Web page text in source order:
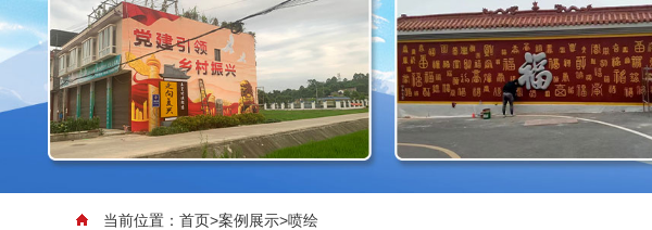
当前位置：首页>案例展示>喷绘